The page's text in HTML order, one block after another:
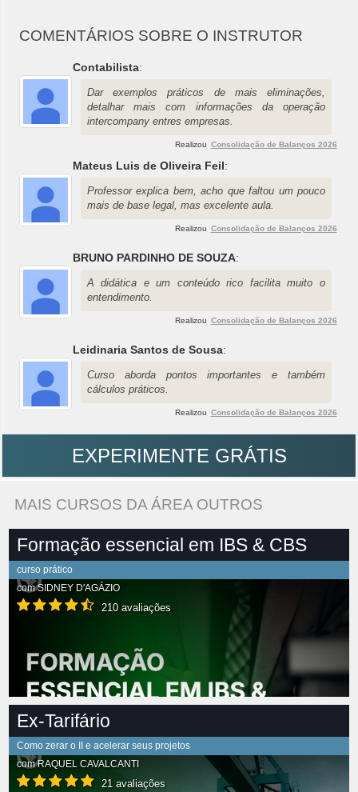
COMENTÁRIOS SOBRE O INSTRUTOR
Contabilista:
Dar exemplos práticos de mais eliminações,
detalhar mais com informações da operação
intercompany entres empresas.
Realizou Consolidação de Balanços 2026
Mateus Luis de Oliveira Feil:
Professor explica bem, acho que faltou um pouco
mais de base legal, mas excelente aula.
Realizou Consolidação de Balanços 2026
BRUNO PARDINHO DE SOUZA:
A didática e um conteúdo rico facilita muito o
entendimento.
Realizou Consolidação de Balanços 2026
Leidinaria Santos de Sousa:
Curso aborda pontos importantes e também
cálculos práticos.
Realizou Consolidação de Balanços 2026
EXPERIMENTE GRÁTIS
MAIS CURSOS DA ÁREA OUTROS
Formação essencial em IBS & CBS
curso prático
comSIDNEY D'AGÁZIO
210 avaliações
Ex-Tarifário
Como zerar o II e acelerar seus projetos
comRAQUEL CAVALCANTI
21 avaliações